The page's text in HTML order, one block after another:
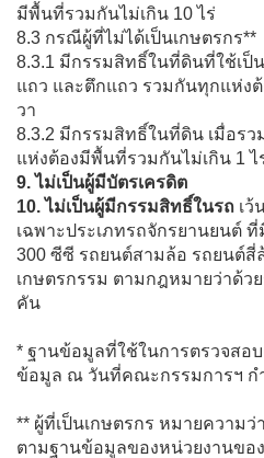
มีพื้นที่รวมกันไม่เกิน 10 ไร่
8.3 กรณีผู้ที่ไม่ได้เป็นเกษตรกร**
8.3.1 มีกรรมสิทธิ์ในที่ดินที่ใช้เป็
แถว และตึกแถว รวมกันทุกแห่ง
วา
8.3.2 มีกรรมสิทธิ์ในที่ดิน เมื่อร
แห่งต้องมีพื้นที่รวมกันไม่เกิน 1 ไ
9. ไม่เป็นผู้มีบัตรเครดิต
10. ไม่เป็นผู้มีกรรมสิทธิ์ในรถ เว้
เฉพาะประเภทรถจักรยานยนต์
300 ซีซี รถยนต์สามล้อ รถยนต์สี่
เกษตรกรรม ตามกฎหมายว่าด้ว
คัน
* ฐานข้อมูลที่ใช้ในการตรวจสอ
ข้อมูล ณ วันที่คณะกรรมการฯ ก
** ผู้ที่เป็นเกษตรกร หมายความว่
ตามฐานข้อมูลของหน่วยงานขอ